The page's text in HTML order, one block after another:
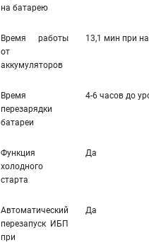
на батарею
Время работы
от
аккумуляторов
13,1 мин при
Время
перезарядки
батареи
4-6 часов до
Функция
холодного
старта
Да
Автоматический
перезапуск ИБП
при
Да